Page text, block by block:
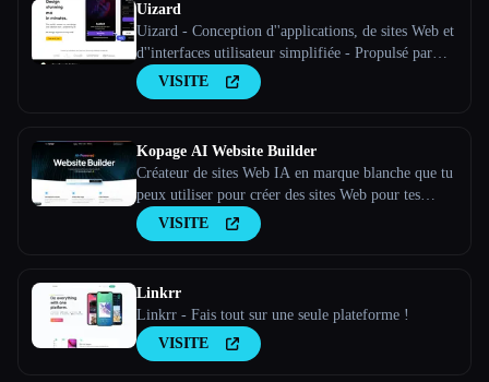
Uizard
Uizard - Conception d''applications, de sites Web et
d''interfaces utilisateur simplifiée - Propulsé par
l''IAVISITE
Kopage AI Website Builder
Créateur de sites Web IA en marque blanche que tu
peux utiliser pour créer des sites Web pour tes
clients sous ta propre marque
VISITE
Linkrr
Linkrr - Fais tout sur une seule plateforme !
VISITE